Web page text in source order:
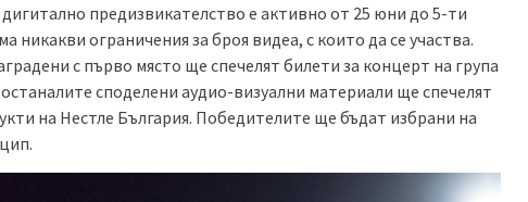
предизвикателство е активно от 25 юни до 5-ти
никакви ограничения за броя видеа, с които да се участва.
с първо място ще спечелят билети за концерт на група
останалите споделени аудио-визуални материали ще спечелят
на Нестле България. Победителите ще бъдат избрани на